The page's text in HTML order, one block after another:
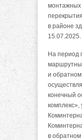
монтажных
в районе
15.07.2025.
На период
и
конечный
комплекс»,
в